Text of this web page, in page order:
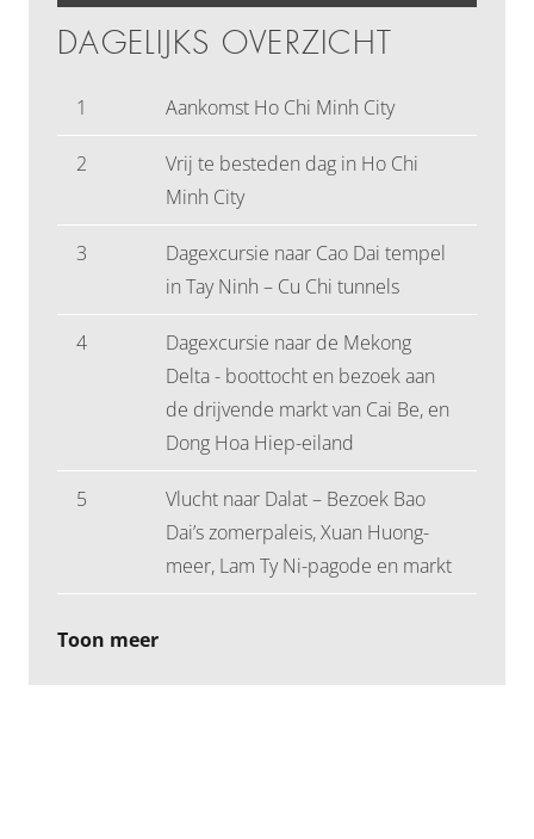
DAGELIJKS OVERZICHT
1 Aankomst Ho Chi Minh City
2
Vrij te besteden dag in Ho Chi
Minh City
3
Dagexcursie naar Cao Dai tempel
in Tay Ninh – Cu Chi tunnels
4
Dagexcursie naar de Mekong
Delta - boottocht en bezoek aan
de drijvende markt van Cai Be, en
Dong Hoa Hiep-eiland
5
Vlucht naar Dalat – Bezoek Bao
Dai’s zomerpaleis, Xuan Huong-
meer, Lam Ty Ni-pagode en markt
Toon meer